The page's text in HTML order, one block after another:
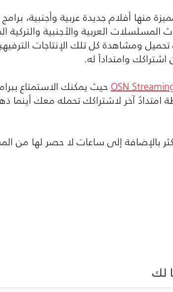
عملاقة تحتوي على أكثر من 10,000 ساعة مميزة منها أفلام جديدة عربية
العربية والأجنبية والتركية
ومشاهدة كل تلك الإنتاجات
وامتداداً له.
OSNحيث يمكنك الاستمتاع
امتدادٌ آخر لاشتراكك تحمله معك أينما
بالإضافة إلى ساعات لا حصر لها من
لك